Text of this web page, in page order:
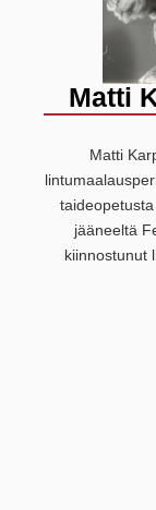
Matti
Matti
jääneeltä
kiinnostunut